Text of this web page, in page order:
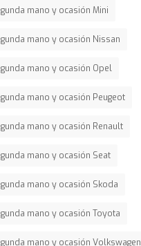
mano y ocasión Mini
mano y ocasión Nissan
mano y ocasión Opel
mano y ocasión Peugeot
mano y ocasión Renault
mano y ocasión Seat
mano y ocasión Skoda
mano y ocasión Toyota
mano y ocasión Volkswagen